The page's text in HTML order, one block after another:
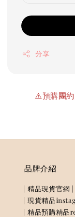
分享
⚠️預購團
品牌介紹
| 精品現貨官網 |
| 現貨精品
| 精品預購精品